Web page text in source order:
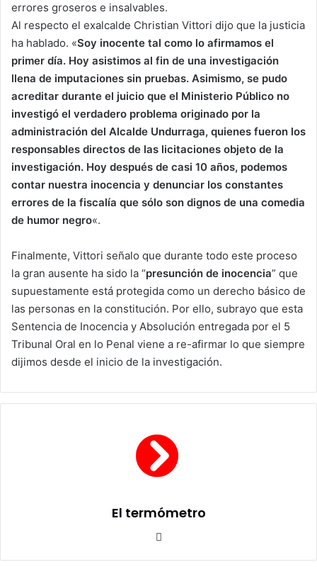
errores groseros e insalvables.
Al respecto el exalcalde Christian Vittori dijo que la justicia
ha hablado. «Soy inocente tal como lo afirmamos el
primer día. Hoy asistimos al fin de una investigación
llena de imputaciones sin pruebas. Asimismo, se pudo
acreditar durante el juicio que el Ministerio Público no
investigó el verdadero problema originado por la
administración del Alcalde Undurraga, quienes fueron los
responsables directos de las licitaciones objeto de la
investigación. Hoy después de casi 10 años, podemos
contar nuestra inocencia y denunciar los constantes
errores de la fiscalía que sólo son dignos de una comedia
de humor negro«.
Finalmente, Vittori señalo que durante todo este proceso
la gran ausente ha sido la “presunción de inocencia” que
supuestamente está protegida como un derecho básico de
las personas en la constitución. Por ello, subrayo que esta
Sentencia de Inocencia y Absolución entregada por el 5
Tribunal Oral en lo Penal viene a re-afirmar lo que siempre
dijimos desde el inicio de la investigación.
El termómetro